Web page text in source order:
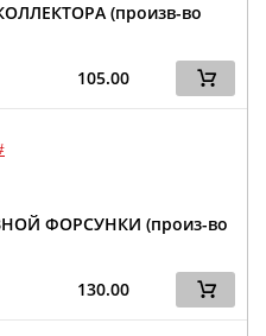
(произв-во
105.00
ФОРСУНКИ (произ-во
130.00